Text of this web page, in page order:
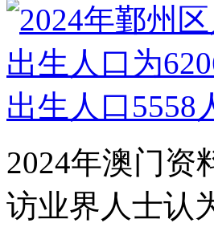
2024年澳门资
访业界人士认